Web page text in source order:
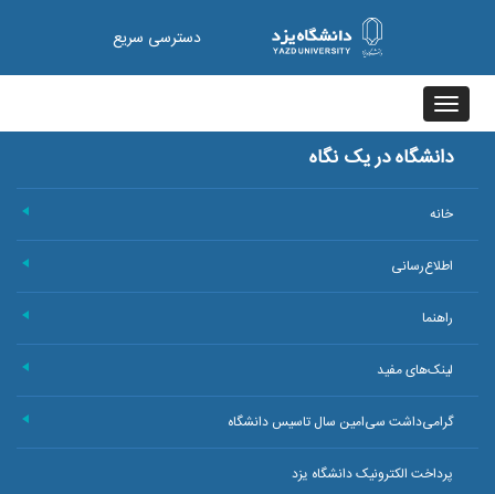
دسترسی سریع
Toggle
navigation
دانشگاه در یک نگاه
خانه
اطلاع‌رسانی
راهنما
لینک‌های مفید
گرامی‌داشت سی‌امین سال تاسیس دانشگاه
پرداخت الکترونیک دانشگاه یزد